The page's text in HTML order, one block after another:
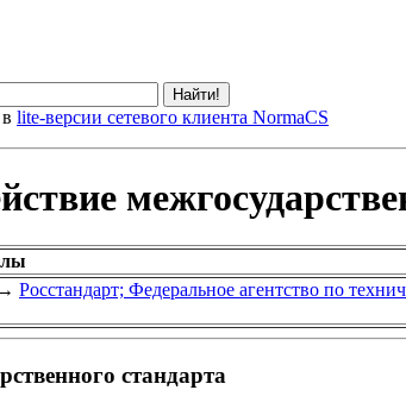
lite-версии сетевого клиента NormaCS
→ Росстандарт; Федеральное агентство по
стандарта